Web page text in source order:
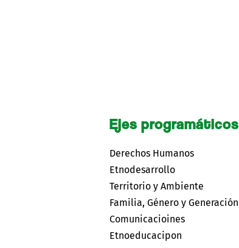
Ejes programáticos
Derechos Humanos
Etnodesarrollo
Territorio y Ambiente
Familia, Género y Generación
Comunicacioines
Etnoeducacipon